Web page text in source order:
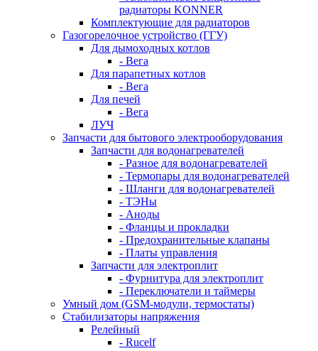
радиаторы KONNER
Комплектующие для радиаторов
Газогорелочное устройство (ГГУ)
Для дымоходных котлов
- Вега
Для парапетных котлов
- Вега
Для печей
- Вега
ЛУЧ
Запчасти для бытового электрооборудования
Запчасти для водонагревателей
- Разное для водонагревателей
- Термопары для водонагревателей
- Шланги для водонагревателей
- ТЭНы
- Аноды
- Фланцы и прокладки
- Предохранительные клапаны
- Платы управления
Запчасти для электроплит
- Фурнитура для электроплит
- Переключатели и таймеры
Умный дом (GSM-модули, термостаты)
Cтабилизаторы напряжения
Релейный
- Rucelf